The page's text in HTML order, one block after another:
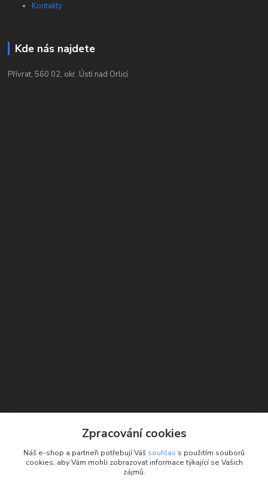
Kontakty
Kde nás najdete
Přívrat, 560 02, okr. Ústí nad Orlicí
+420 732 552 122
Zpracování cookies
Náš e-shop a partneři potřebují Váš souhlas s použitím souborů
cookies, aby Vám mohli zobrazovat informace týkající se Vašich
zájmů.